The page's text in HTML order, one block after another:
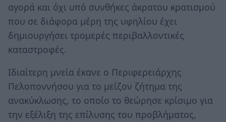
αγορά και όχι υπό συνθήκες άκρατου κρατισμού
που σε διάφορα μέρη της υφηλίου έχει
δημιουργήσει τρομερές περιβαλλοντικές
καταστροφές.
Ιδιαίτερη μνεία έκανε ο Περιφερειάρχης
Πελοποννήσου για το μείζον ζήτημα της
ανακύκλωσης, το οποίο το θεώρησε κρίσιμο για
την εξέλιξη της επίλυσης του προβλήματος,